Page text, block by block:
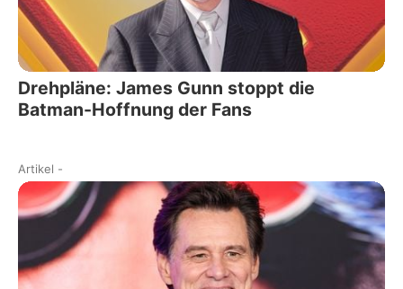
Drehpläne: James Gunn stoppt die
Batman-Hoffnung der Fans
Artikel -